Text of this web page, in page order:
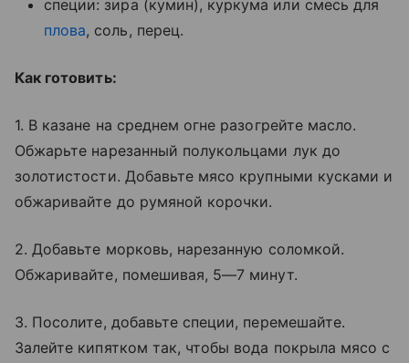
специи: зира (кумин), куркума или смесь для
плова, соль, перец.
Как готовить:
1. В казане на среднем огне разогрейте масло.
Обжарьте нарезанный полукольцами лук до
золотистости. Добавьте мясо крупными кусками и
обжаривайте до румяной корочки.
2. Добавьте морковь, нарезанную соломкой.
Обжаривайте, помешивая, 5—7 минут.
3. Посолите, добавьте специи, перемешайте.
Залейте кипятком так, чтобы вода покрыла мясо с